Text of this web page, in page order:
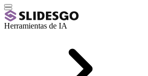
Herramientas de IA